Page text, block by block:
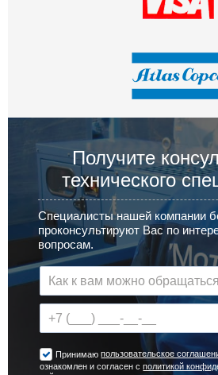
Получите
технического
Специалисты нашей компании
проконсультируют Вас по
вопросам.
Принимаюпользовательское
ознакомлен и согласен сполитикой